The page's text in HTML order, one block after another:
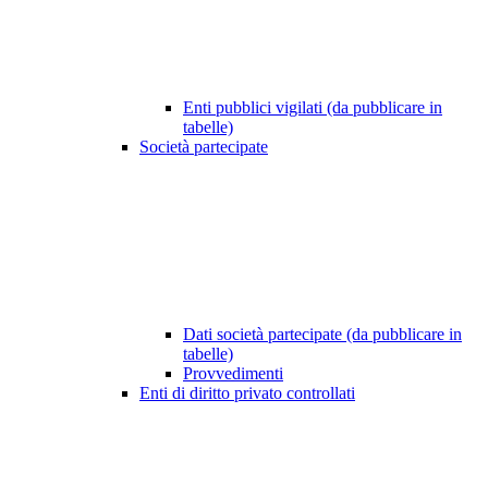
Enti pubblici vigilati (da pubblicare in
tabelle)
Società partecipate
Dati società partecipate (da pubblicare in
tabelle)
Provvedimenti
Enti di diritto privato controllati